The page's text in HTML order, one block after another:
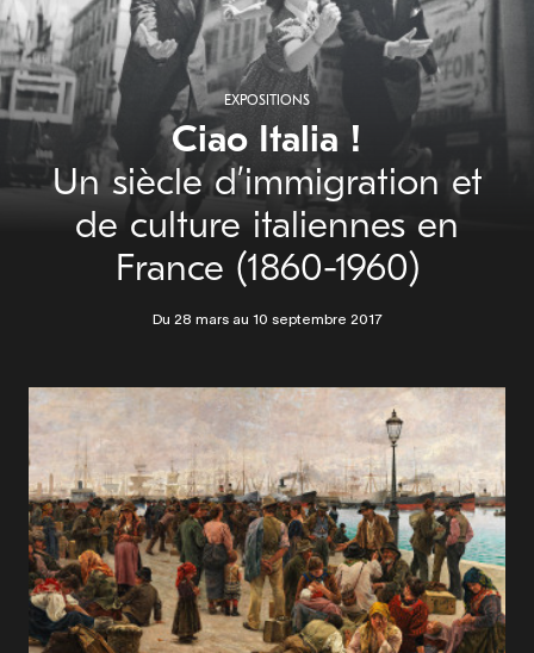
EXPOSITIONS
Ciao Italia !
Un siècle d’immigration et
de culture italiennes en
France (1860-1960)
Du 28 mars au 10 septembre 2017